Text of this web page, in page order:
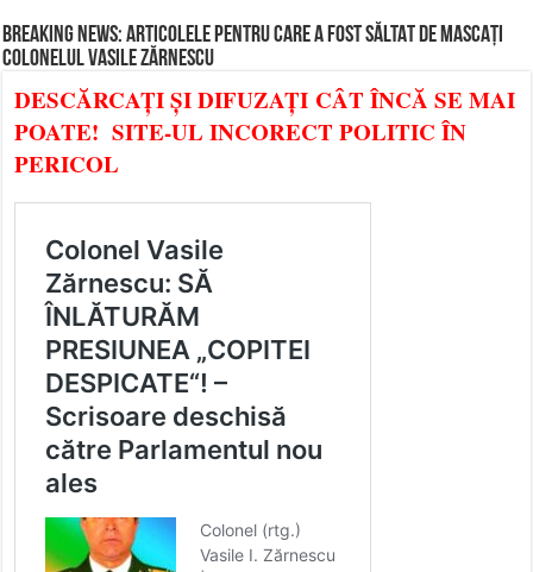
BREAKING NEWS: ARTICOLELE PENTRU CARE A FOST SĂLTAT DE MASCAȚI
COLONELUL VASILE ZĂRNESCU
DESCĂRCAȚI ȘI DIFUZAȚI CÂT ÎNCĂ SE MAI
POATE! SITE-UL INCORECT POLITIC ÎN
PERICOL